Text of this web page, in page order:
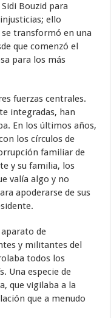
Bouzid para
ello
transformó en una
que comenzó el
para los más
fuerzas centrales.
integradas, han
En los últimos años,
los círculos de
familiar de
y su familia, los
valía algo y no
apoderarse de sus
de
y militantes del
todos los
Una especie de
que vigilaba a la
que a menudo